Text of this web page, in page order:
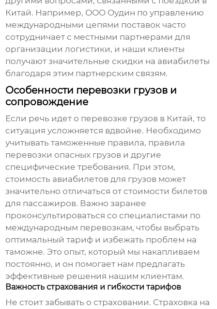
Китай. Например, ООО Оудин по управлению
международными цепями поставок часто
сотрудничает с местными партнерами для
организации логистики, и наши клиенты
получают значительные скидки на авиабилеты
благодаря этим партнерским связям.
Особенности перевозки грузов и
сопровождение
Если речь идет о перевозке грузов в Китай, то
ситуация усложняется вдвойне. Необходимо
учитывать таможенные правила, правила
перевозки опасных грузов и другие
специфические требования. При этом,
стоимость авиабилетов для грузов может
значительно отличаться от стоимости билетов
для пассажиров. Важно заранее
проконсультироваться со специалистами по
международным перевозкам, чтобы выбрать
оптимальный тариф и избежать проблем на
таможне. Это опыт, который мы накапливаем
постоянно, и он помогает нам предлагать
эффективные решения нашим клиентам.
Важность страхования и гибкости тарифов
Не стоит забывать о страховании. Страховка на